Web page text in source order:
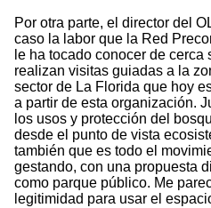
Por otra parte, el director del
caso la labor que la Red
le ha tocado conocer de cerca
realizan visitas guiadas a la
sector de La Florida que hoy
a partir de esta organización.
los usos y protección del
desde el punto de vista
también que es todo el
gestando, con una propuesta
como parque público. Me
legitimidad para usar el